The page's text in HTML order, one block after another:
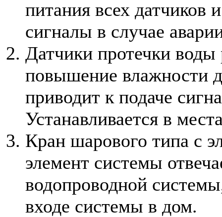
питания всех датчиков
сигналы в случае
Датчики протечки
повышение влажности
приводит к подаче
Устанавливается в
Кран шарового типа с
элемент системы
водопроводной
входе системы в дом.